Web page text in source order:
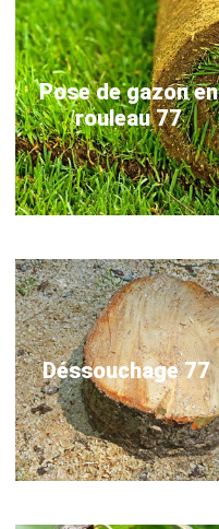
Pose de gazon en
rouleau 77
Déssouchage 77